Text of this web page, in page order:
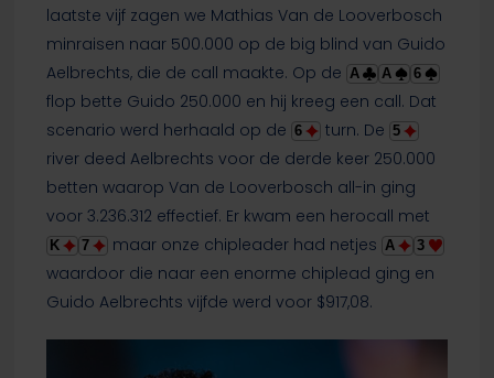
laatste vijf zagen we Mathias Van de Looverbosch
minraisen naar 500.000 op de big blind van Guido
Aelbrechts, die de call maakte. Op de A A 6
flop bette Guido 250.000 en hij kreeg een call. Dat
scenario werd herhaald op de 6 turn. De 5
river deed Aelbrechts voor de derde keer 250.000
betten waarop Van de Looverbosch all-in ging
voor 3.236.312 effectief. Er kwam een herocall met
K 7 maar onze chipleader had netjes A 3
waardoor die naar een enorme chiplead ging en
Guido Aelbrechts vijfde werd voor $917,08.